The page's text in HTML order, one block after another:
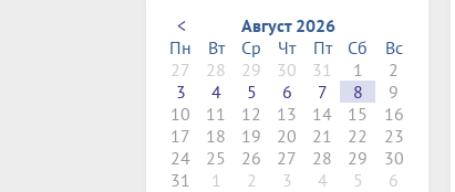
<
Август 2026
Пн
Вт Ср Чт Пт Сб
Вс
27
28 29 30 31 1
2
3
4 5 6 7 8
9
10
11 12 13 14 15
16
17
18 19 20 21 22
23
24
25 26 27 28 29
30
31
1 2 3 4 5 6